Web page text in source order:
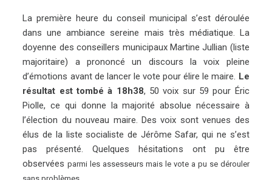
La première heure du conseil municipal s’est déroulée
dans une ambiance sereine mais très médiatique. La
doyenne des conseillers municipaux Martine Jullian (liste
majoritaire) a prononcé un discours la voix pleine
d’émotions avant de lancer le vote pour élire le maire. Le
résultat est tombé à 18h38, 50 voix sur 59 pour Éric
Piolle, ce qui donne la majorité absolue nécessaire à
l’élection du nouveau maire. Des voix sont venues des
élus de la liste socialiste de Jérôme Safar, qui ne s’est
pas présenté. Quelques hésitations ont pu être
observéesparmi les assesseurs mais le vote a pu se dérouler